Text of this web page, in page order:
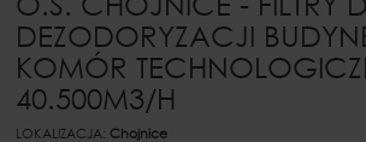
DEZODORYZACJI
KOMÓR
40.500M3/H
LOKALIZACJA: Chojnice